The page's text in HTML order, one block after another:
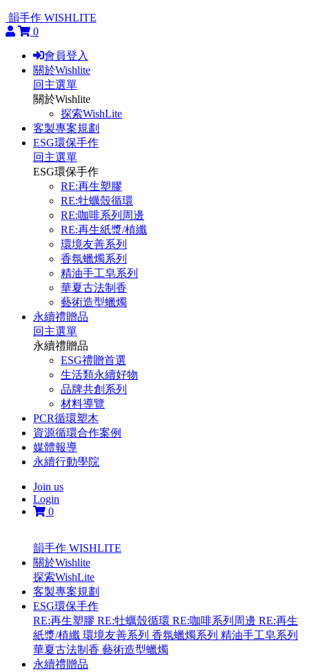
韻手作 WISHLITE
0
會員登入
關於Wishlite
回主選單
關於Wishlite
探索WishLite
客製專案規劃
ESG環保手作
回主選單
ESG環保手作
RE:再生塑膠
RE:牡蠣殼循環
RE:咖啡系列周邊
RE:再生紙漿/植纖
環境友善系列
香氛蠟燭系列
精油手工皂系列
華夏古法制香
藝術造型蠟燭
永續禮贈品
回主選單
永續禮贈品
ESG禮贈首選
生活類永續好物
品牌共創系列
材料導覽
PCR循環塑木
資源循環合作案例
媒體報導
永續行動學院
Join us
Login
0
韻手作 WISHLITE
關於Wishlite
探索WishLite
客製專案規劃
ESG環保手作
RE:再生塑膠 RE:牡蠣殼循環 RE:咖啡系列周邊 RE:再生
紙漿/植纖 環境友善系列 香氛蠟燭系列 精油手工皂系列
華夏古法制香 藝術造型蠟燭
永續禮贈品